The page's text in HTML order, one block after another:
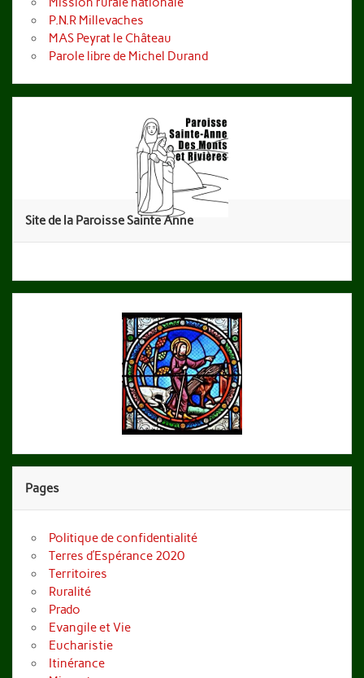
P.N.R Millevaches
MAS Peyrat le Château
Parole libre de Michel Durand
Site de la Paroisse Sainte Anne
Pages
Politique de confidentialité
Terres d’Espérance 2020
Territoires
Ruralité
Prado
Evangile et Vie
Eucharistie
Itinérance